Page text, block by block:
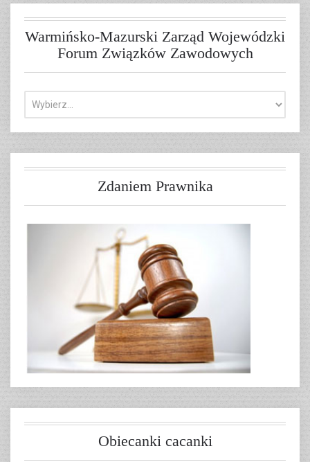
Warmińsko-Mazurski Zarząd Wojewódzki
Forum Związków Zawodowych
Zdaniem Prawnika
Obiecanki cacanki